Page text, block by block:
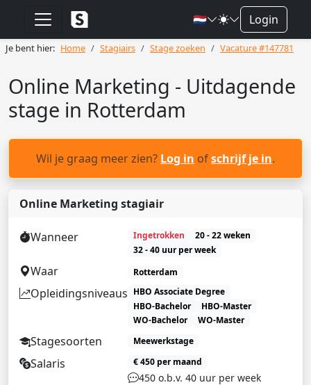
🇳🇱 Login
Je bent hier: Home Stagiairs Stage zoeken Vacature #147781
Online Marketing - Uitdagende
stage in Rotterdam
Wil je graag meer zien? Log in ofschrijf je in.
Online Marketing stagiair
Wanneer Ingetrokken
20 - 22 weken
32 - 40 uur per week
Waar Rotterdam
Opleidingsniveaus HBO Associate Degree
HBO-Bachelor
HBO-Master
WO-Bachelor
WO-Master
Stagesoorten Meewerkstage
Salaris € 450 per maand
450 o.b.v. 40 uur per week